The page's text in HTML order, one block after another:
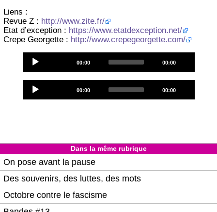
Liens :
Revue Z : http://www.zite.fr/
Etat d’exception : https://www.etatdexception.net/
Crepe Georgette : http://www.crepegeorgette.com/
Player
Current
00:00
Total
00:00
Player
Current
00:00
Total
00:00
Dans la même rubrique
On pose avant la pause
Des souvenirs, des luttes, des mots
Octobre contre le fascisme